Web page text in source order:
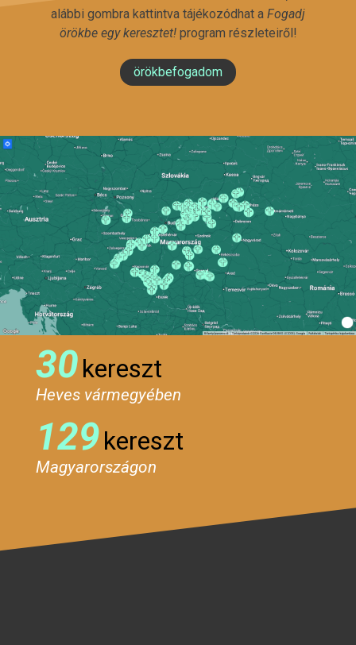
alábbi gombra kattintva tájékozódhat a Fogadj
örökbe egy keresztet!program részleteiről!
örökbefogadom
30kereszt
Heves vármegyében
129kereszt
Magyarországon